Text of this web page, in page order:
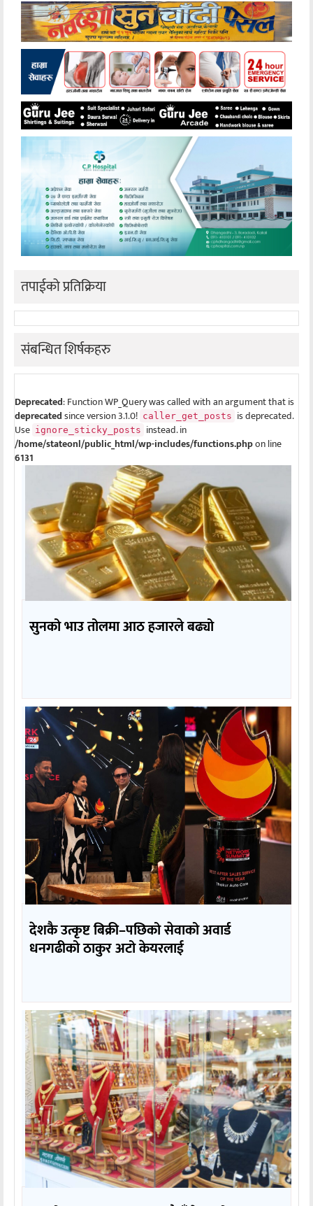
तपाईको प्रतिक्रिया
संबन्धित शिर्षकहरु
Deprecated: Function WP_Query was called with an argument that is
deprecatedsince version 3.1.0! caller_get_posts is deprecated.
Use ignore_sticky_posts instead. in
/home/stateonl/public_html/wp-includes/functions.phpon line
6131
सुनको भाउ तोलमा आठ हजारले बढ्यो
देशकै उत्कृष्ट बिक्री–पछिको सेवाको अवार्ड
धनगढीको ठाकुर अटो केयरलाई